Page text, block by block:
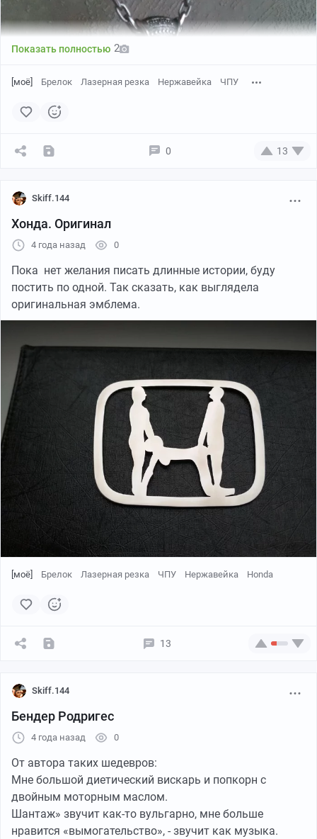
Показать полностью 2
[моё] Брелок Лазерная резка Нержавейка ЧПУ
0 13
Skiff.144
Хонда. Оригинал
4 года назад 0
Пока нет желания писать длинные истории, буду
постить по одной. Так сказать, как выглядела
оригинальная эмблема.
[моё] Брелок Лазерная резка ЧПУ Нержавейка Honda
13
Skiff.144
Бендер Родригес
4 года назад 0
От автора таких шедевров:
Мне большой диетический вискарь и попкорн с
двойным моторным маслом.
Шантаж» звучит как-то вульгарно, мне больше
нравится «вымогательство», - звучит как музыка.